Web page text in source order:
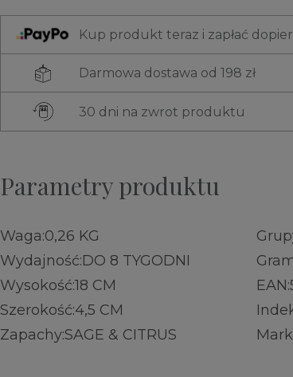
Kup produkt teraz i zapłać
Darmowa dostawa od 198 zł
30 dni na zwrot produktu
Parametry produktu
Waga:0,26 KG
Wydajność:DO 8 TYGODNI
Wysokość:18 CM
Szerokość:4,5 CM
Zapachy:SAGE & CITRUS
EAN: